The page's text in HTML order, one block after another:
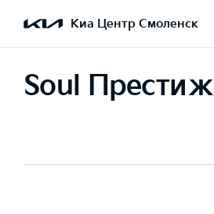
Киа Центр Смоленск
Soul Престиж